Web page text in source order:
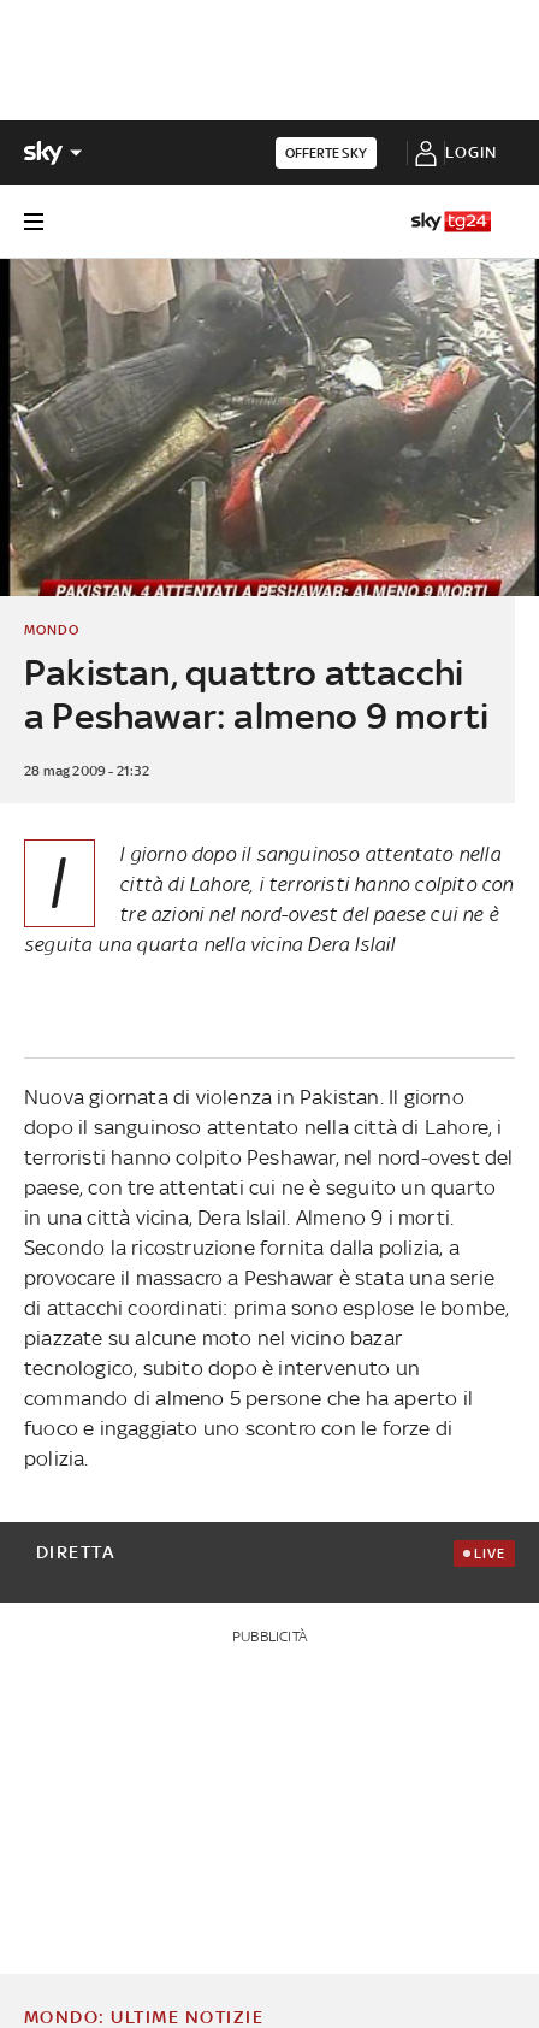
OFFERTE SKY LOGIN
Pakistan, quattro attacchi
a Peshawar: almeno 9 morti
MONDO
28 mag 2009 - 21:32
I
l giorno dopo il sanguinoso attentato nella
città di Lahore, i terroristi hanno colpito con
tre azioni nel nord-ovest del paese cui ne è
seguita una quarta nella vicina Dera Islail
Nuova giornata di violenza in Pakistan. Il giorno
dopo il sanguinoso attentato nella città di Lahore, i
terroristi hanno colpito Peshawar, nel nord-ovest del
paese, con tre attentati cui ne è seguito un quarto
in una città vicina, Dera Islail. Almeno 9 i morti.
Secondo la ricostruzione fornita dalla polizia, a
provocare il massacro a Peshawar è stata una serie
di attacchi coordinati: prima sono esplose le bombe,
piazzate su alcune moto nel vicino bazar
tecnologico, subito dopo è intervenuto un
commando di almeno 5 persone che ha aperto il
fuoco e ingaggiato uno scontro con le forze di
polizia.
DIRETTA LIVE
PUBBLICITÀ
MONDO: ULTIME NOTIZIE